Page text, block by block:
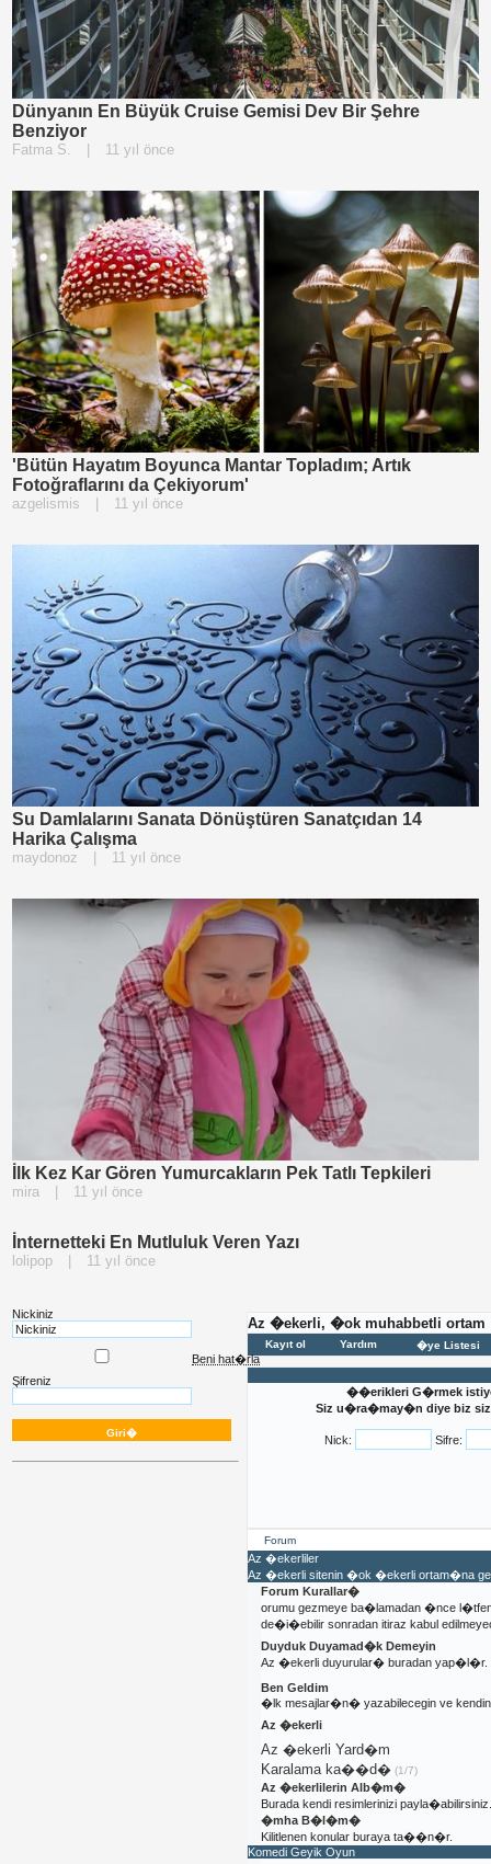
Dünyanın En Büyük Cruise Gemisi Dev Bir Şehre
Benziyor
Fatma S. 11 yıl önce
'Bütün Hayatım Boyunca Mantar Topladım; Artık
Fotoğraflarını da Çekiyorum'
azgelismis 11 yıl önce
Su Damlalarını Sanata Dönüştüren Sanatçıdan 14
Harika Çalışma
maydonoz 11 yıl önce
İlk Kez Kar Gören Yumurcakların Pek Tatlı Tepkileri
mira | 11 yıl önce
İnternetteki En Mutluluk Veren Yazı
lolipop | 11 yıl önce
Nickiniz
Beni hat�rla
Şifreniz
Az �ekerli, �ok muhabbetli ortam
Kayıt ol Yardım �ye Listesi
��erikleri G�rmek
Siz u�ra�may�n diye biz
Nick: Sifre:
Forum
Az �ekerliler
Az �ekerli sitenin �ok �ekerli ortam�na
Forum Kurallar�
orumu gezmeye ba�lamadan �nce
de�i�ebilir sonradan itiraz kabul
Duyduk Duyamad�k Demeyin
Az �ekerli duyurular� buradan yap�l�r.
Ben Geldim
�lk mesajlar�n� yazabilecegin ve
Az �ekerli
Az �ekerli Yard�m
Karalama ka��d�(1/7)
Az �ekerlilerin Alb�m�
Burada kendi resimlerinizi payla�abilirsiniz.
�mha B�l�m�
Kilitlenen konular buraya ta��n�r.
Komedi Geyik Oyun